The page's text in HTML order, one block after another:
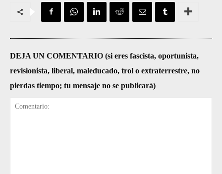
DEJA UN COMENTARIO (si eres fascista, oportunista,
revisionista, liberal, maleducado, trol o extraterrestre, no
pierdas tiempo; tu mensaje no se publicará)